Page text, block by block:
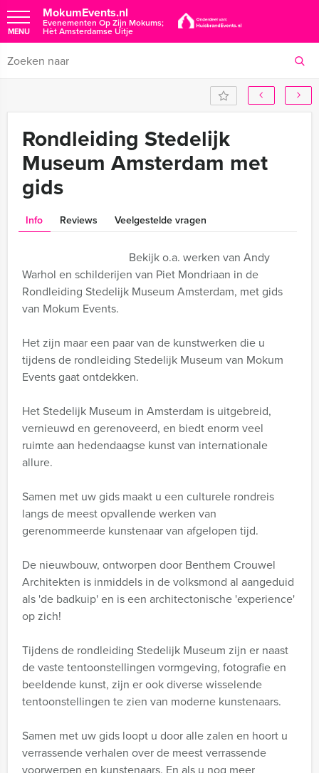
MokumEvents.nl
Evenementen Op Zijn Mokums;
Hèt Amsterdamse Uitje
MENU
Rondleiding Stedelijk
Museum Amsterdam met
gids
Info Reviews Veelgestelde vragen
Bekijk o.a. werken van Andy
Warhol en schilderijen van Piet Mondriaan in de
Rondleiding Stedelijk Museum Amsterdam, met gids
van Mokum Events.
Het zijn maar een paar van de kunstwerken die u
tijdens de rondleiding Stedelijk Museum van Mokum
Events gaat ontdekken.
Het Stedelijk Museum in Amsterdam is uitgebreid,
vernieuwd en gerenoveerd, en biedt enorm veel
ruimte aan hedendaagse kunst van internationale
allure.
Samen met uw gids maakt u een culturele rondreis
langs de meest opvallende werken van
gerenommeerde kunstenaar van afgelopen tijd.
De nieuwbouw, ontworpen door Benthem Crouwel
Architekten is inmiddels in de volksmond al aangeduid
als 'de badkuip' en is een architectonische 'experience'
op zich!
Tijdens de rondleiding Stedelijk Museum zijn er naast
de vaste tentoonstellingen vormgeving, fotografie en
beeldende kunst, zijn er ook diverse wisselende
tentoonstellingen te zien van moderne kunstenaars.
Samen met uw gids loopt u door alle zalen en hoort u
verrassende verhalen over de meest verrassende